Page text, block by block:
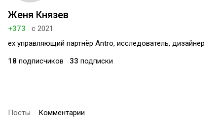
Женя Князев
+373
с 2021
ex управляющий партнёр Antro, исследователь, дизайнер
18 подписчиков 33 подписки
Посты Комментарии